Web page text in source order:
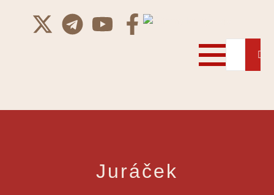
Juráček